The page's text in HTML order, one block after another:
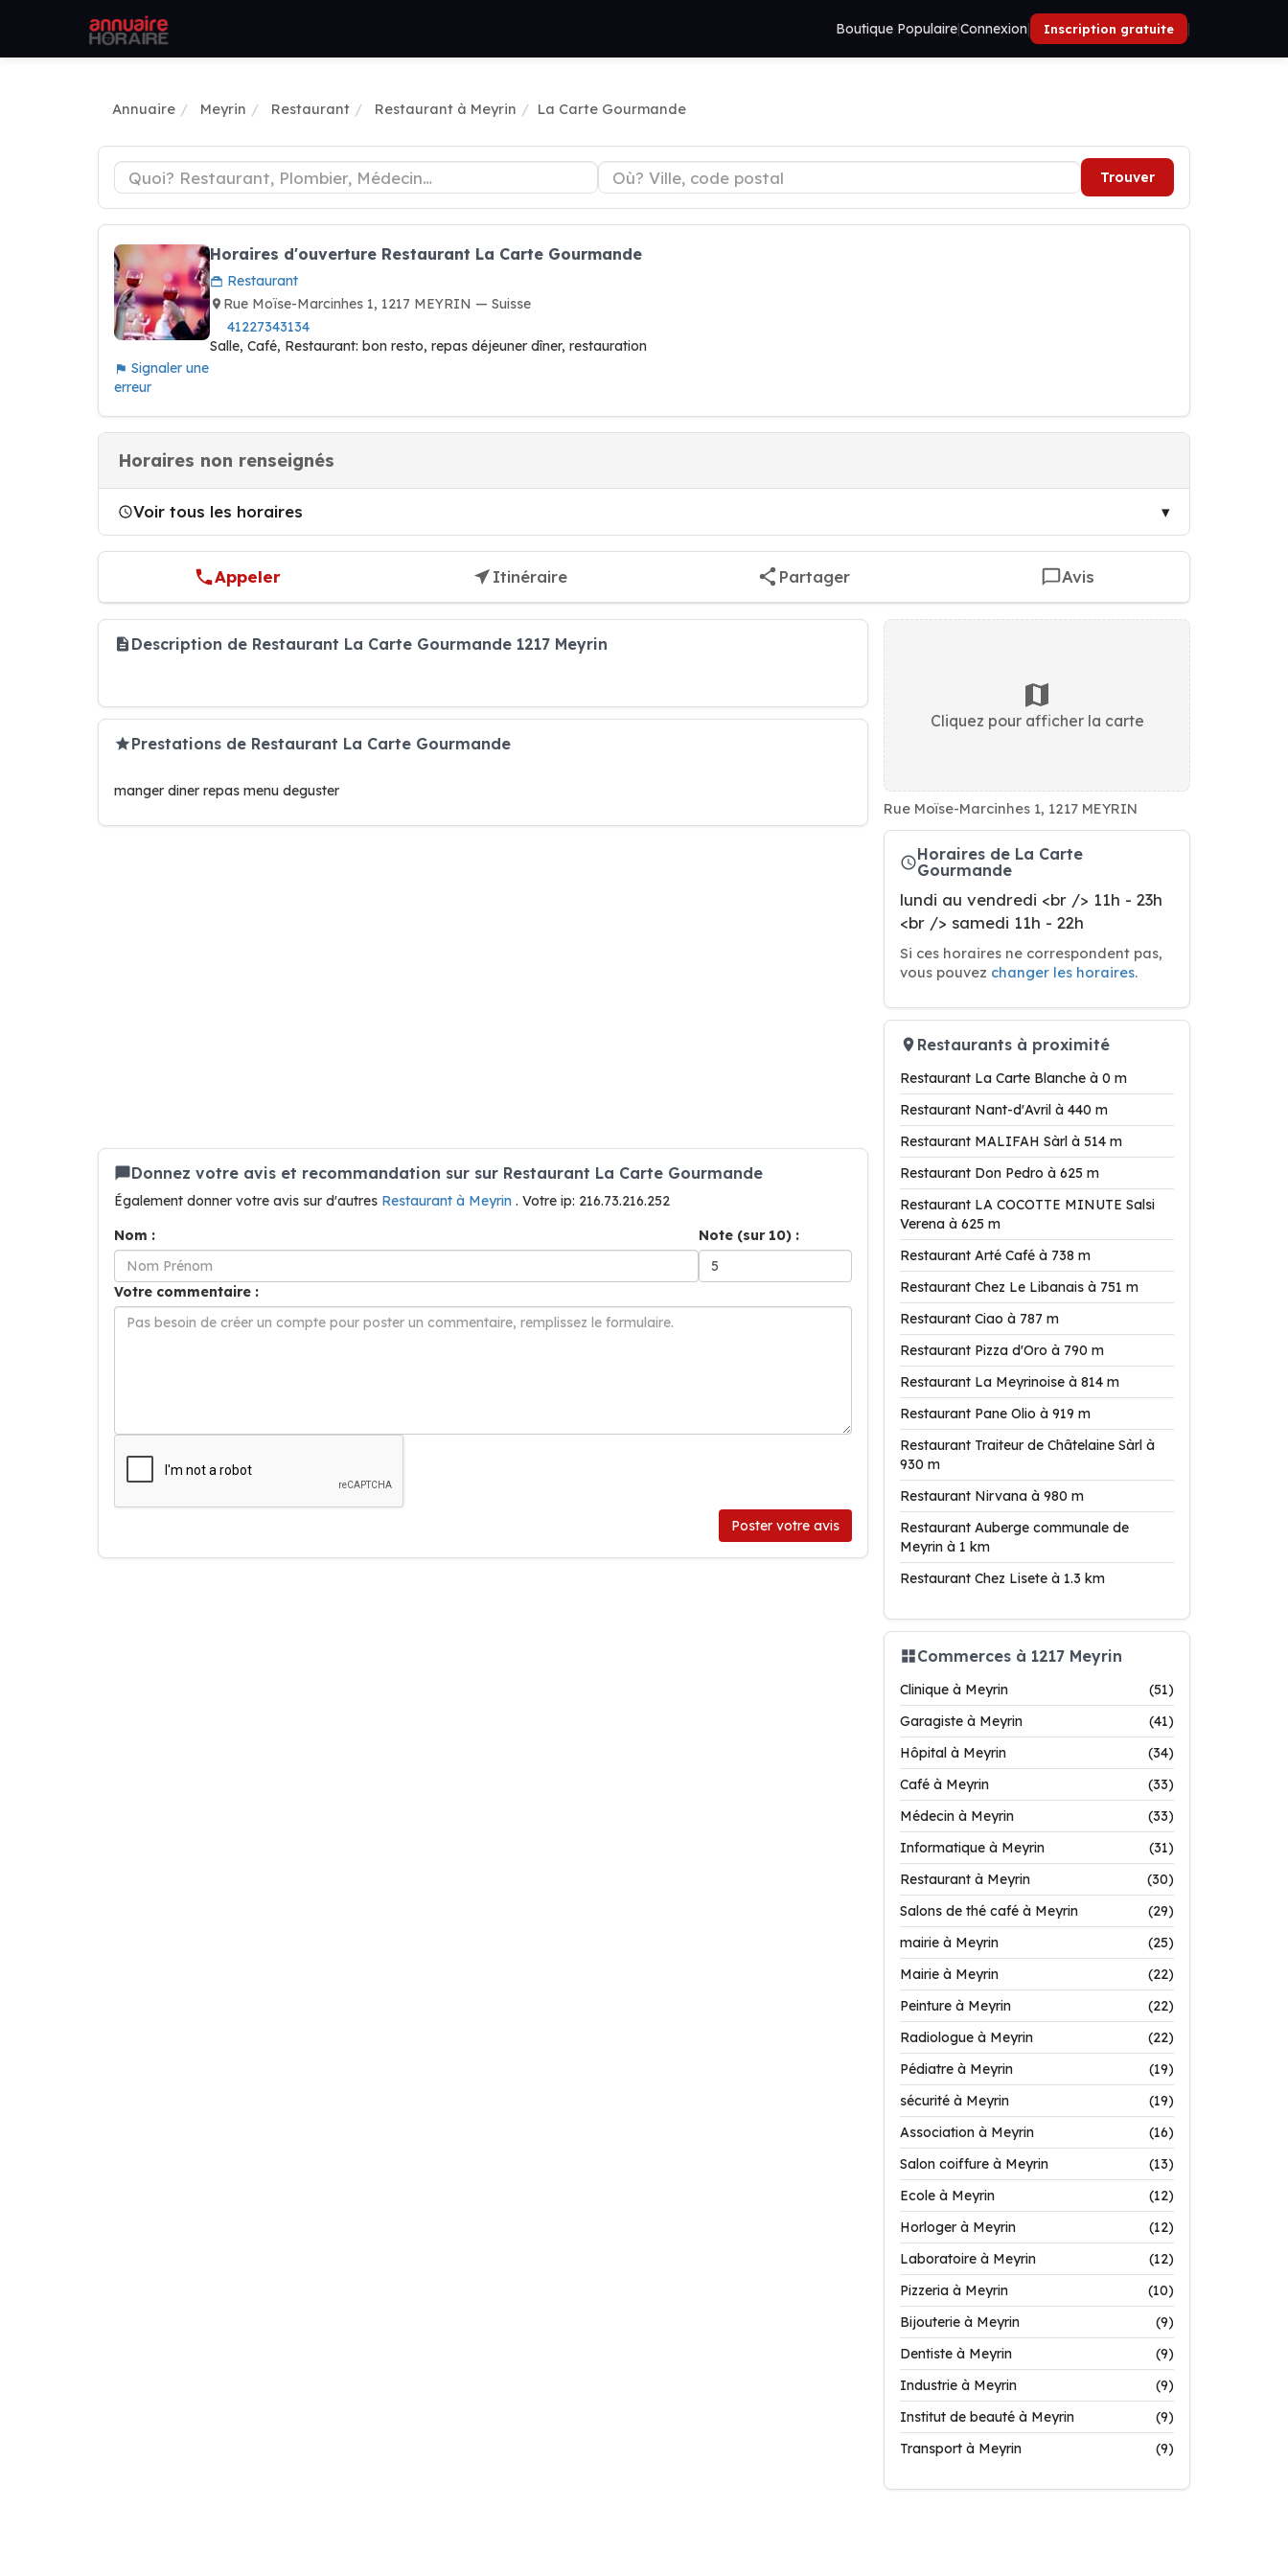
Boutique Populaire|Connexion| Inscription gratuite |
Annuaire Meyrin Restaurant Restaurant à Meyrin La Carte Gourmande
Trouver
Signaler une
erreur
Horaires d'ouverture Restaurant La Carte Gourmande
Restaurant
Rue Moïse-Marcinhes 1, 1217 MEYRIN — Suisse
41227343134
Salle, Café, Restaurant: bon resto, repas déjeuner dîner, restauration
Horaires non renseignés
Voir tous les horaires
Appeler Itinéraire Partager Avis
Description de Restaurant La Carte Gourmande 1217 Meyrin
Prestations de Restaurant La Carte Gourmande
manger diner repas menu deguster
Donnez votre avis et recommandation sur sur Restaurant La Carte Gourmande
Également donner votre avis sur d'autres Restaurant à Meyrin . Votre ip: 216.73.216.252
Nom :
Note (sur 10) :
Votre commentaire :
Poster votre avis
Cliquez pour afficher la carte
Rue Moïse-Marcinhes 1, 1217 MEYRIN
Horaires de La Carte
Gourmande
lundi au vendredi <br /> 11h - 23h
<br /> samedi 11h - 22h
Si ces horaires ne correspondent pas,
vous pouvez changer les horaires.
Restaurants à proximité
Restaurant La Carte Blanche à 0 m
Restaurant Nant-d'Avril à 440 m
Restaurant MALIFAH Sàrl à 514 m
Restaurant Don Pedro à 625 m
Restaurant LA COCOTTE MINUTE Salsi
Verena à 625 m
Restaurant Arté Café à 738 m
Restaurant Chez Le Libanais à 751 m
Restaurant Ciao à 787 m
Restaurant Pizza d'Oro à 790 m
Restaurant La Meyrinoise à 814 m
Restaurant Pane Olio à 919 m
Restaurant Traiteur de Châtelaine Sàrl à
930 m
Restaurant Nirvana à 980 m
Restaurant Auberge communale de
Meyrin à 1 km
Restaurant Chez Lisete à 1.3 km
Commerces à 1217 Meyrin
Clinique à Meyrin
(51)
Garagiste à Meyrin
(41)
Hôpital à Meyrin
(34)
Café à Meyrin
(33)
Médecin à Meyrin
(33)
Informatique à Meyrin
(31)
Restaurant à Meyrin
(30)
Salons de thé café à Meyrin
(29)
mairie à Meyrin
(25)
Mairie à Meyrin
(22)
Peinture à Meyrin
(22)
Radiologue à Meyrin
(22)
Pédiatre à Meyrin
(19)
sécurité à Meyrin
(19)
Association à Meyrin
(16)
Salon coiffure à Meyrin
(13)
Ecole à Meyrin
(12)
Horloger à Meyrin
(12)
Laboratoire à Meyrin
(12)
Pizzeria à Meyrin
(10)
Bijouterie à Meyrin
(9)
Dentiste à Meyrin
(9)
Industrie à Meyrin
(9)
Institut de beauté à Meyrin
(9)
Transport à Meyrin
(9)